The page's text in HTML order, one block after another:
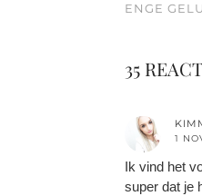
ENGE
35
1
Ik vind het
super dat je